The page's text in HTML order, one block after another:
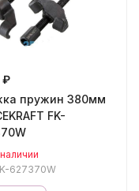
₽
пружин 380мм
FK-
627370W